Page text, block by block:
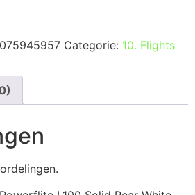
Categorie: 10. Flights